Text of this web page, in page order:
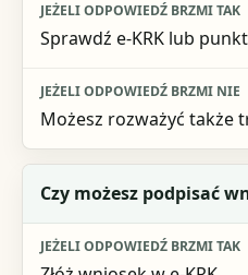
Sprawdź e-KRK lub
Możesz rozważyć także
Czy możesz podpisać